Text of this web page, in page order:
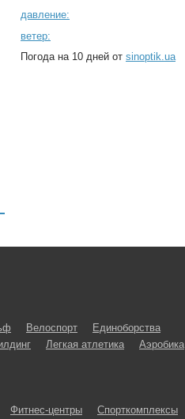
давление:
ветер:
Погода на 10 дней от sinoptik.ua
Велоспорт
Единоборства
Легкая атлетика
Аэробика
Фитнес-центры
Спорткомплексы